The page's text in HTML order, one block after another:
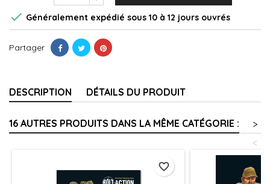
 Généralement expédié sous 10 à 12 jours ouvrés
Partager
DESCRIPTION DÉTAILS DU PRODUIT
16 AUTRES PRODUITS DANS LA MÊME CATÉGORIE :
>
<
favorite_border